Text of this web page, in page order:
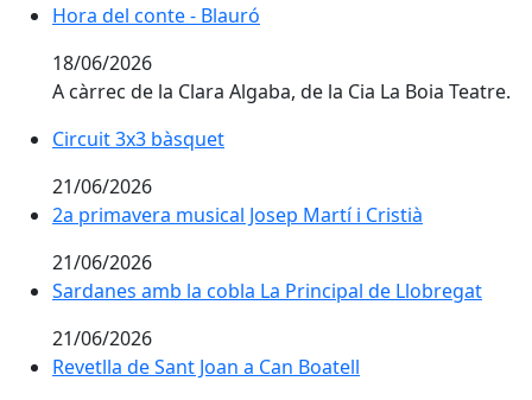
Hora del conte - Blauró
Hora del conte - Blauró
18/06/2026
A càrrec de la Clara Algaba, de la Cia La Boia Teatre.
Circuit 3x3 bàsquet
Circuit 3x3 bàsquet
21/06/2026
2a primavera musical Josep Martí i Cristià
2a primavera musical Josep Martí i Cristià
21/06/2026
Sardanes amb la cobla La Principal de Llobregat
21/06/2026
Revetlla de Sant Joan a Can Boatell